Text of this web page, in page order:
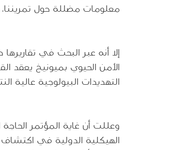
معلومات مضللة حول تمريننا،
إلا أنه عبر البحث في تقاريرها حول مؤتمر 2021،
الأمن الحيوي بميونيخ يعقد
التهديدات البيولوجية عالية
الهيكلية الدولية في اكتشاف